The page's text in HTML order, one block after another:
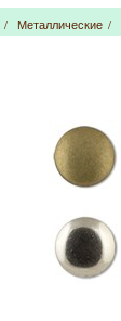
/ Металлические /